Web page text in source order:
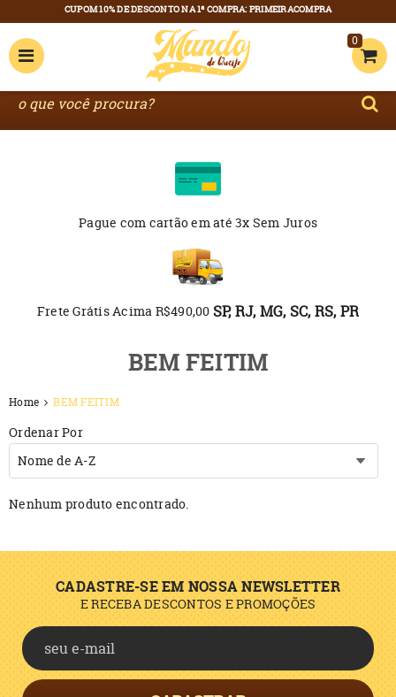
0
Pague com cartãoem até 3x Sem Juros
Frete Grátis Acima R$490,00 SP, RJ, MG, SC, RS, PR
BEM FEITIM
Home BEM FEITIM
Ordenar Por
Nome de A-Z
Nenhum produto encontrado.
CADASTRE-SE EM NOSSA NEWSLETTER
E RECEBA DESCONTOS E PROMOÇÕES